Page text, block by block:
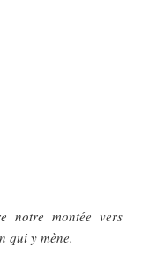
notre montée vers
qui y mène.